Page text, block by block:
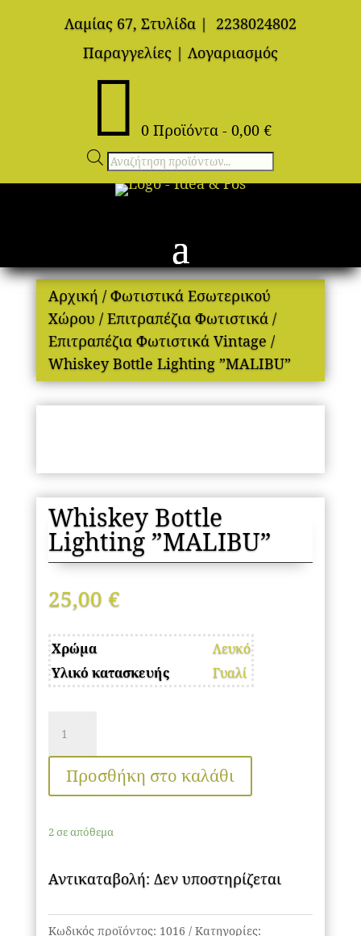
Λαμίας 67, Στυλίδα |
2238024802
Παραγγελίες | Λογαριασμός
 0 Προϊόντα - 0,00 €
Αναζήτηση
προϊόντων
Αρχική / Φωτιστικά Εσωτερικού
Χώρου / Επιτραπέζια Φωτιστικά/
Επιτραπέζια Φωτιστικά Vintage /
Whiskey Bottle Lighting ”MALIBU”
Whiskey Bottle
Lighting ”MALIBU”
25,00 €
Χρώμα
Λευκό
Υλικό κατασκευής
Γυαλί
Bottle
Lighting
”MALIBU”
Προσθήκη στο καλάθι
2 σε απόθεμα
Αντικαταβολή: Δεν υποστηρίζεται
Κωδικός προϊόντος: 1016
Κατηγορίες: